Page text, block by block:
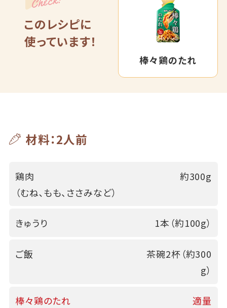
このレシピに
使っています！
棒々鶏のたれ
材料：2人前
鶏肉
（むね､もも、ささみなど）
約300g
きゅうり 1本（約100g）
ご飯
茶碗2杯（約300
g）
棒々鶏のたれ 適量